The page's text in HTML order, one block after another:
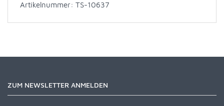
Artikelnummer: TS-10637
ZUM NEWSLETTER ANMELDEN